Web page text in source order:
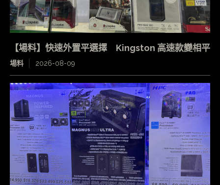
【場料】快速外置平選擇 Kingston 高速款變相平
場料 2026-08-09